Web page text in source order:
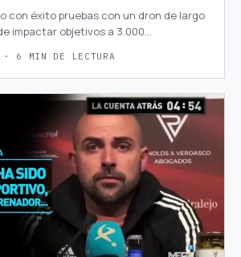
con éxito pruebas con un dron de largo
impactar objetivos a 3.000…
6 MIN DE LECTURA